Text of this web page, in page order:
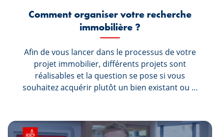
Comment organiser votre recherche
immobilière ?
Afin de vous lancer dans le processus de votre
projet immobilier, différents projets sont
réalisables et la question se pose si vous
souhaitez acquérir plutôt un bien existant ou si